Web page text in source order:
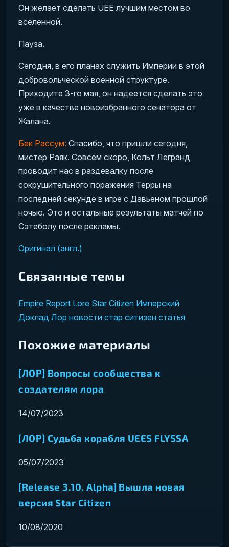
Он желает сделать UEE лучшим местом во
вселенной.
Пауза.
Сегодня, в его планах служить Империи в этой
добровольческой военной структуре.
Приходите 3-го мая, он надеется сделать это
уже в качестве новоизбранного сенатора от
Жалана.
Бек Рассум: Спасибо, что пришли сегодня,
мистер Раяк. Совсем скоро, Кольт Легранд
проводит нас в раздевалку после
сокрушительного поражения Терры на
последней секунде в игре с Давьеном прошлой
ночью. Это и остальные результаты матчей по
Сэтеболу после рекламы.
Оригинал (англ.)
Связанные темы
Empire Report Lore Star Citizen Имперский
Доклад Лор новости стар ситизен статья
Похожие материалы
[ЛОР] Вопросы сообщества к
создателям лора
14/07/2023
[ЛОР] Судьба корабля UEES FLYSSA
05/07/2023
[Release 3.10. Alpha] Вышла новая
версия Star Citizen
10/08/2020